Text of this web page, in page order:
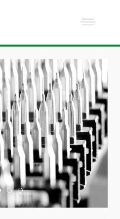
Home Slide01
Home Slide03
Home Slide02